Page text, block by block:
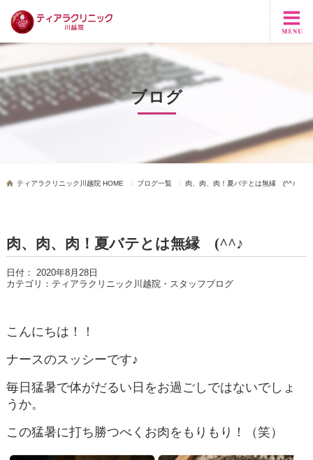
ブログ
ティアラクリニック川越院 HOME ブログ一覧 肉、肉、肉！夏バテとは無縁 (^^♪
肉、肉、肉！夏バテとは無縁 (^^♪
日付： 2020年8月28日
カテゴリ： ティアラクリニック川越院・スタッフブログ
こんにちは！！
ナースのスッシーです♪
毎日猛暑で体がだるい日をお過ごしではないでしょ
うか。
この猛暑に打ち勝つべくお肉をもりもり！（笑）